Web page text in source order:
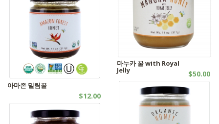
마누카 꿀 with Royal
Jelly $50.00
꿀제품
아마존 밀림꿀
$12.00
꿀제품 | 유기농제품